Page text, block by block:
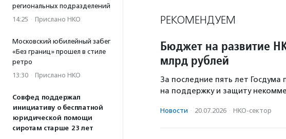
региональных подразделений
14:25 · Прислано НКО
Московский юбилейный забег
«Без границ» прошел в стиле
ретро
13:30 · Прислано НКО
Совфед поддержал
инициативу о бесплатной
юридической помощи
сиротам старше 23 лет
РЕКОМЕНДУЕМ
Бюджет на развитие
млрд рублей
За последние пять лет Госдума
на поддержку и защиту
Новости · 20.07.2026 · НКО-сектор